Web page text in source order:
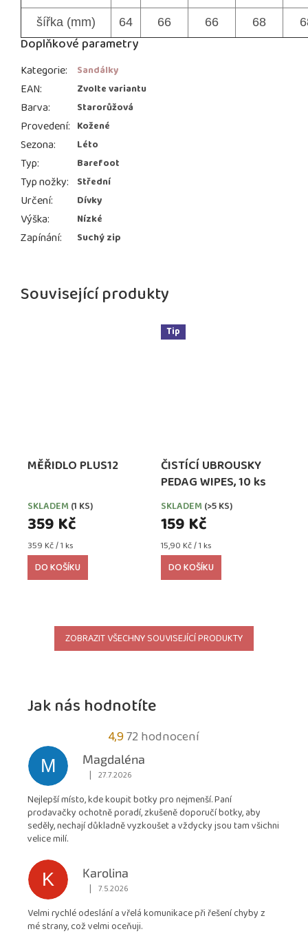
Související produkty
MĚŘIDLO PLUS12
SKLADEM (1 KS)
359 Kč
Měrná
cena:
359 Kč / 1 ks
DO KOŠÍKU
Tip
ČISTÍCÍ UBROUSKY
PEDAG WIPES, 10 ks
SKLADEM (>5 KS)
159 Kč
Měrná
cena:
15,90 Kč / 1 ks
DO KOŠÍKU
ZOBRAZIT VŠECHNY SOUVISEJÍCÍ PRODUKTY
šířka (mm) 64 66 66 68
Doplňkové parametry
Kategorie: Sandálky
EAN: Zvolte variantu
Barva: Starorůžová
Provedení: Kožené
Sezona: Léto
Typ: Barefoot
Typ nožky: Střední
Určení: Dívky
Výška: Nízké
Zapínání: Suchý zip
Jak nás hodnotíte
4,9Průměrné
hodnocení
obchodu
4,9
z
72 hodnocení
M
Magdaléna
Hodnocení obchodu je 5 z 5 hvězdiček.
| 27.7.2026
Nejlepší místo, kde koupit botky pro nejmenší. Paní
prodavačky ochotně poradí, zkušeně doporučí botky, aby
seděly, nechají důkladně vyzkoušet a vždycky jsou tam všichni
velice milí.
K
Karolina
Hodnocení obchodu je 5 z 5 hvězdiček.
| 7.5.2026
Velmi rychlé odeslání a vřelá komunikace při řešení chyby z
mé strany, což velmi oceňuji.